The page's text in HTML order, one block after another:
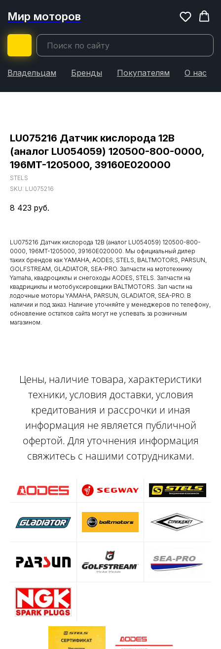
Мир моторов
Владельцам Бренды Покупателям О нас
LU075216 Датчик кислорода 12В
(аналог LU054059) 120500-800-0000,
196MT-1205000, 39160E020000
STELS
SKU: LU075216
8 423 руб.
LU075216 Датчик кислорода 12В (аналог LU054059) 120500-800-
0000, 196MT-1205000, 39160E020000. Мы официальный дилер
таких брендов как YAMAHA, AODES, STELS, BALTMOTORS, PARSUN,
GOLFSTREAM, GLADIATOR, SEA-PRO. Запчасти на мототехнику
Yamaha, квадроциклы и снегоходы AODES, STELS. Запчасти на
квадрициклы и мотобуксировщики BALTMOTORS. Зап части на
лодочные моторы YAMAHA, PARSUN, GLADIATOR, SEA-PRO. В
наличии и под заказ. Наличие уточняйте у менеджеров по телефону,
обновление остатков сайта могут не успевать за розничным
магазином.
Цены, наличие товара, характеристики
техники, условия доставки, условия
кредитования и рассрочки и иная
информация не является публичной
офертой. Для уточнения информация
свяжитесь с нашими сотрудниками.